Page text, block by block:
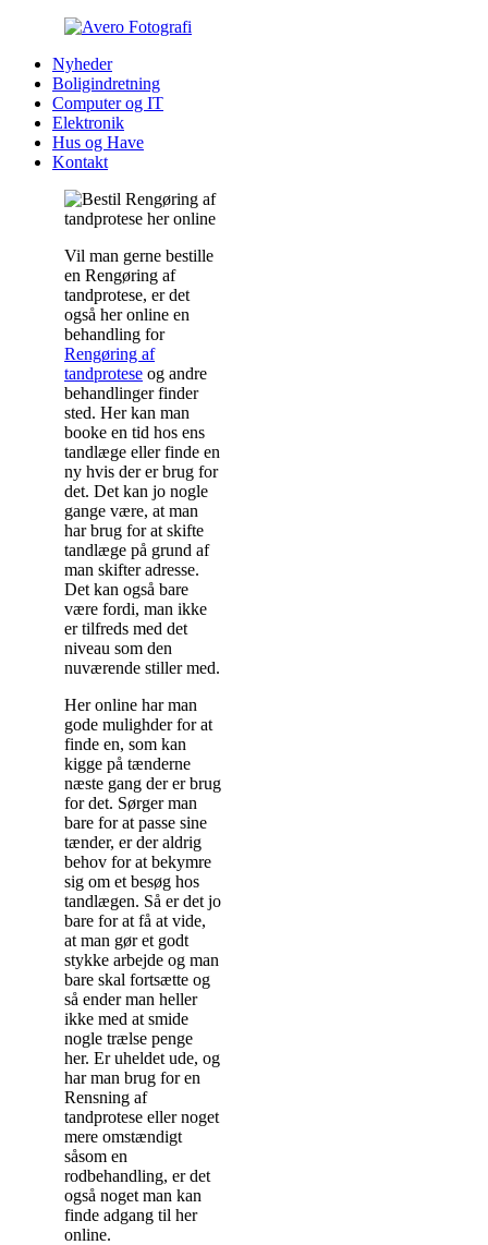
Nyheder
Boligindretning
Computer og IT
Elektronik
Hus og Have
Kontakt
Vil man gerne bestille
en Rengøring af
tandprotese, er det
også her online en
behandling for
Rengøring af
tandprotese og andre
behandlinger finder
sted. Her kan man
booke en tid hos ens
tandlæge eller finde en
ny hvis der er brug for
det. Det kan jo nogle
gange være, at man
har brug for at skifte
tandlæge på grund af
man skifter adresse.
Det kan også bare
være fordi, man ikke
er tilfreds med det
niveau som den
nuværende stiller med.
Her online har man
gode mulighder for at
finde en, som kan
kigge på tænderne
næste gang der er brug
for det. Sørger man
bare for at passe sine
tænder, er der aldrig
behov for at bekymre
sig om et besøg hos
tandlægen. Så er det jo
bare for at få at vide,
at man gør et godt
stykke arbejde og man
bare skal fortsætte og
så ender man heller
ikke med at smide
nogle trælse penge
her. Er uheldet ude, og
har man brug for en
Rensning af
tandprotese eller noget
mere omstændigt
såsom en
rodbehandling, er det
også noget man kan
finde adgang til her
online.